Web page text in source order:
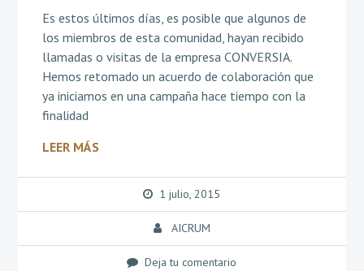
Es estos últimos días, es posible que algunos de
los miembros de esta comunidad, hayan recibido
llamadas o visitas de la empresa CONVERSIA.
Hemos retomado un acuerdo de colaboración que
ya iniciamos en una campaña hace tiempo con la
finalidad
LEER MÁS
1 julio, 2015
AICRUM
Deja tu comentario